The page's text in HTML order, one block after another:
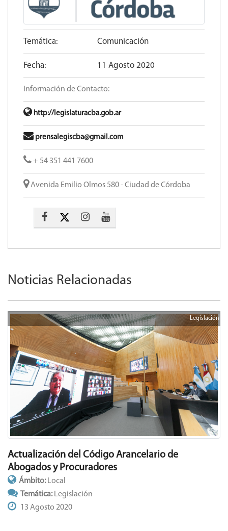
Temática: Comunicación
Fecha: 11 Agosto 2020
Información de Contacto:
http://legislaturacba.gob.ar
prensalegiscba@gmail.com
+ 54 351 441 7600
Avenida Emilio Olmos 580 - Ciudad de Córdoba
Noticias Relacionadas
Legislación
Actualización del Código Arancelario de
Abogados y Procuradores
Ámbito: Local
Temática: Legislación
13 Agosto 2020